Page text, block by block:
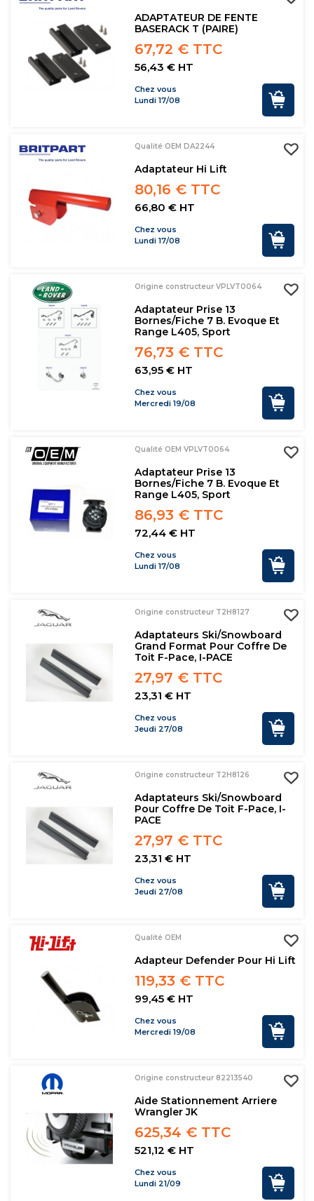
ADAPTATEUR DE FENTE
BASERACK T (PAIRE)
67,72 € TTC
56,43 € HT
Chez vous
Lundi 17/08
Qualité OEM DA2244
Adaptateur Hi Lift
80,16 € TTC
66,80 € HT
Chez vous
Lundi 17/08
Origine constructeur VPLVT0064
Adaptateur Prise 13
Bornes/fiche 7 B. Evoque Et
Range L405, Sport
76,73 € TTC
63,95 € HT
Chez vous
Mercredi 19/08
Qualité OEM VPLVT0064
Adaptateur Prise 13
Bornes/fiche 7 B. Evoque Et
Range L405, Sport
86,93 € TTC
72,44 € HT
Chez vous
Lundi 17/08
Origine constructeur T2H8127
Adaptateurs Ski/snowboard
Grand Format Pour Coffre De
Toit F-Pace, I-PACE
27,97 € TTC
23,31 € HT
Chez vous
Jeudi 27/08
Origine constructeur T2H8126
Adaptateurs Ski/snowboard
Pour Coffre De Toit F-Pace, I-
PACE
27,97 € TTC
23,31 € HT
Chez vous
Jeudi 27/08
Qualité OEM
Adapteur Defender Pour Hi Lift
119,33 € TTC
99,45 € HT
Chez vous
Mercredi 19/08
Origine constructeur 82213540
Aide Stationnement Arriere
Wrangler JK
625,34 € TTC
521,12 € HT
Chez vous
Lundi 21/09